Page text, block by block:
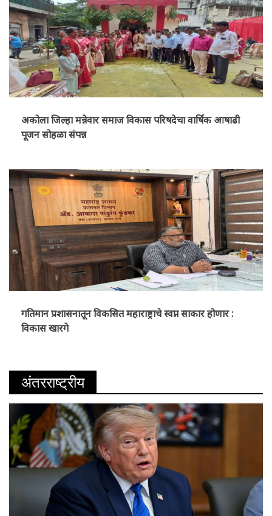
अकोला जिल्हा मन्नेवार समाज विकास परिषदेचा वार्षिक आषाढी
पूजन सोहळा संपन्न
गतिमान प्रशासनातून विकसित महाराष्ट्राचे स्वप्न साकार होणार :
विकास खारगे
अंतरराष्ट्रीय